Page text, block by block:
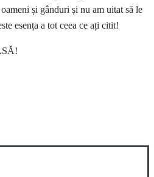
și gânduri și nu am uitat să le
esența a tot ceea ce ați citit!